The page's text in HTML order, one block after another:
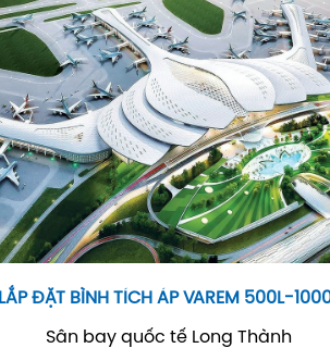
LẮP ĐẶT BÌNH TÍCH ÁP VAREM 500L-
Sân bay quốc tế Long Thành